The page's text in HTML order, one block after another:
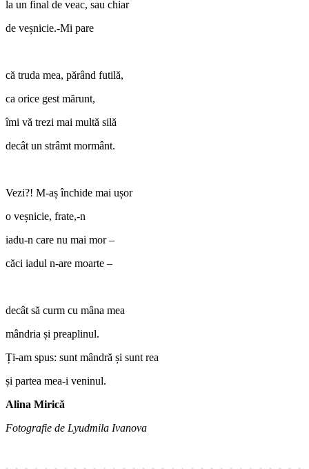
la un final de veac, sau chiar
de veșnicie.-Mi pare
că truda mea, părând futilă,
ca orice gest mărunt,
îmi vă trezi mai multă silă
decât un strâmt mormânt.
Vezi?! M-aș închide mai ușor
o veșnicie, frate,-n
iadu-n care nu mai mor ‒
căci iadul n-are moarte ‒
decât să curm cu mâna mea
mândria și preaplinul.
Ți-am spus: sunt mândră și sunt rea
și partea mea-i veninul.
Alina Mirică
Fotografie de Lyudmila Ivanova